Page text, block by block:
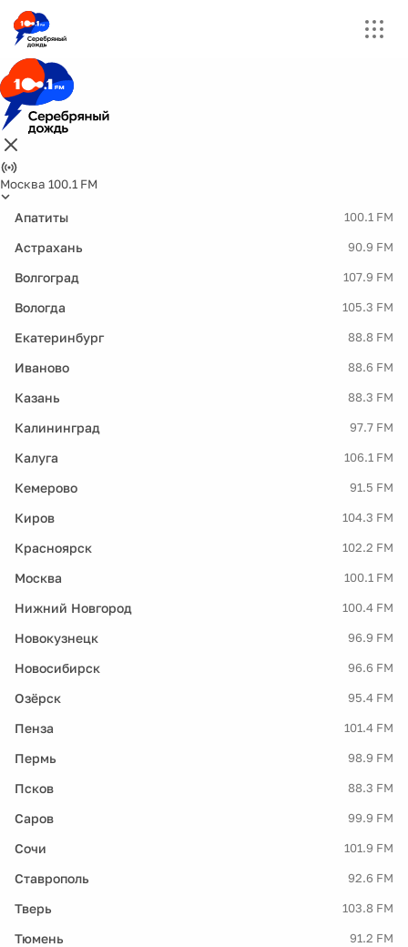
Москва 100.1 FM
Апатиты 100.1 FM
Астрахань 90.9 FM
Волгоград 107.9 FM
Вологда 105.3 FM
Екатеринбург 88.8 FM
Иваново 88.6 FM
Казань 88.3 FM
Калининград 97.7 FM
Калуга 106.1 FM
Кемерово 91.5 FM
Киров 104.3 FM
Красноярск 102.2 FM
Москва 100.1 FM
Нижний Новгород 100.4 FM
Новокузнецк 96.9 FM
Новосибирск 96.6 FM
Озёрск 95.4 FM
Пенза 101.4 FM
Пермь 98.9 FM
Псков 88.3 FM
Саров 99.9 FM
Сочи 101.9 FM
Ставрополь 92.6 FM
Тверь 103.8 FM
Тюмень 91.2 FM